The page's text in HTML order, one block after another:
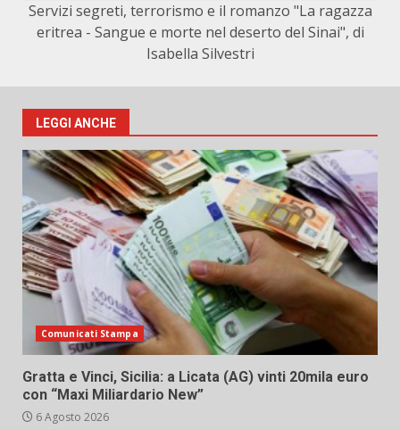
Servizi segreti, terrorismo e il romanzo "La ragazza
eritrea - Sangue e morte nel deserto del Sinai", di
Isabella Silvestri
LEGGI ANCHE
Comunicati Stampa
Gratta e Vinci, Sicilia: a Licata (AG) vinti 20mila euro
con “Maxi Miliardario New”
6 Agosto 2026